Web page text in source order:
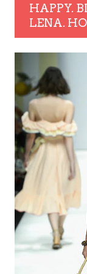
HAPPY.
LENA.